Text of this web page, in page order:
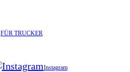
FÜR TRUCKER
Instagram